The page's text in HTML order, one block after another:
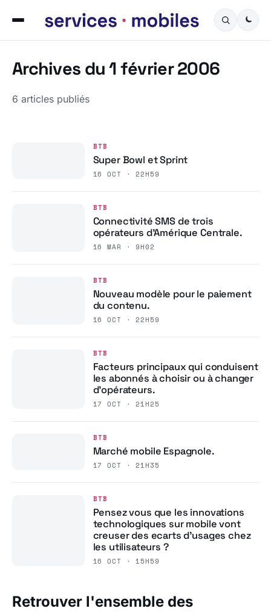
Archives du 1 février 2006
6 articles publiés
BTB
Super Bowl et Sprint
16 OCT · 22H59
BTB
Connectivité SMS de trois
opérateurs d’Amérique Centrale.
16 MAR · 9H02
BTB
Nouveau modèle pour le paiement
du contenu.
16 OCT · 22H59
BTB
Facteurs principaux qui conduisent
les abonnés à choisir ou à changer
d’opérateurs.
17 OCT · 21H25
BTB
Marché mobile Espagnole.
17 OCT · 21H35
BTB
Pensez vous que les innovations
technologiques sur mobile vont
creuser des ecarts d’usages chez
les utilisateurs ?
16 OCT · 15H59
Retrouver l'ensemble des